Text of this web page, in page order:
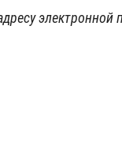
электронной